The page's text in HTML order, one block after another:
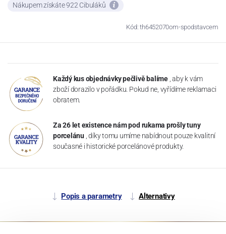
Nákupem získáte 922 Cibuláků
Kód: th6452070om-spodstavcem
Každý kus objednávky pečlivě balíme , aby k vám
zboží dorazilo v pořádku. Pokud ne, vyřídíme reklamaci
obratem.
Za 26 let existence nám pod rukama prošly tuny
porcelánu , díky tomu umíme nabídnout pouze kvalitní
současné i historické porcelánové produkty.
Popis a parametry Alternativy